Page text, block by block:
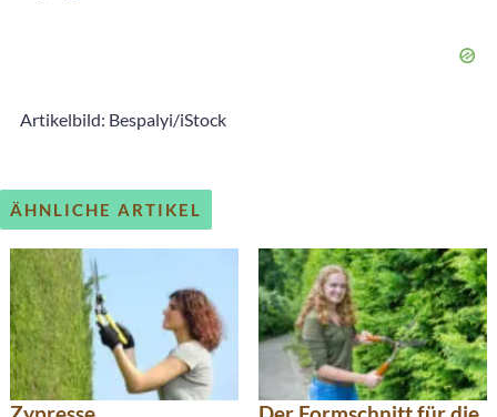
Artikelbild: Bespalyi/iStock
ÄHNLICHE ARTIKEL